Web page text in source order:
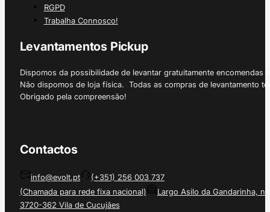
RGPD
Trabalha Connosco!
Levantamentos Pickup
Dispomos da possibilidade de levantar gratuitamente
Não dispomos de loja física. Todas as compras de levantamento
Obrigado pela compreensão!
Contactos
info@evolt.pt
(+351) 256 003 737
(Chamada para rede fixa nacional)
Largo Asilo da Gandarinha, nº
3720-362 Vila de Cucujães